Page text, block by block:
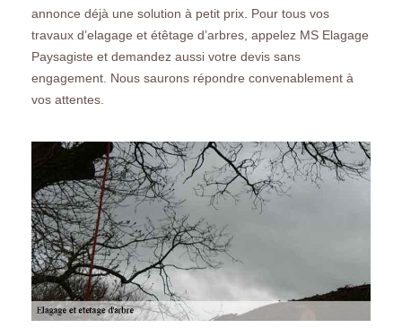
annonce déjà une solution à petit prix. Pour tous vos
travaux d’elagage et étêtage d’arbres, appelez MS Elagage
Paysagiste et demandez aussi votre devis sans
engagement. Nous saurons répondre convenablement à
vos attentes.